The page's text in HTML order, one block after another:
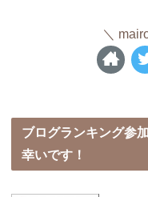
ブログランキング参
幸いです！